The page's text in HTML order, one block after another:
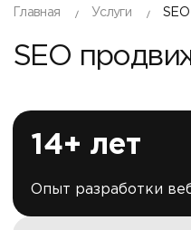
14+ лет
Опыт разработки
Главная Услуги
SEO